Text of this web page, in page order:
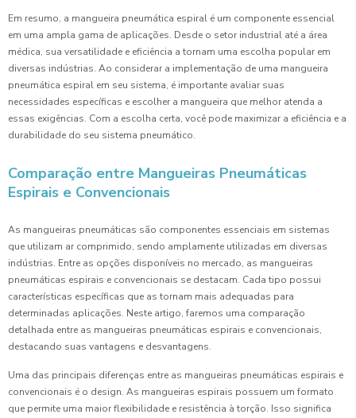
Em resumo, a mangueira pneumática espiral é um componente essencial
em uma ampla gama de aplicações. Desde o setor industrial até a área
médica, sua versatilidade e eficiência a tornam uma escolha popular em
diversas indústrias. Ao considerar a implementação de uma mangueira
pneumática espiral em seu sistema, é importante avaliar suas
necessidades específicas e escolher a mangueira que melhor atenda a
essas exigências. Com a escolha certa, você pode maximizar a eficiência e a
durabilidade do seu sistema pneumático.
Comparação entre Mangueiras Pneumáticas
Espirais e Convencionais
As mangueiras pneumáticas são componentes essenciais em sistemas
que utilizam ar comprimido, sendo amplamente utilizadas em diversas
indústrias. Entre as opções disponíveis no mercado, as mangueiras
pneumáticas espirais e convencionais se destacam. Cada tipo possui
características específicas que as tornam mais adequadas para
determinadas aplicações. Neste artigo, faremos uma comparação
detalhada entre as mangueiras pneumáticas espirais e convencionais,
destacando suas vantagens e desvantagens.
Uma das principais diferenças entre as mangueiras pneumáticas espirais e
convencionais é o design. As mangueiras espirais possuem um formato
que permite uma maior flexibilidade e resistência à torção. Isso significa